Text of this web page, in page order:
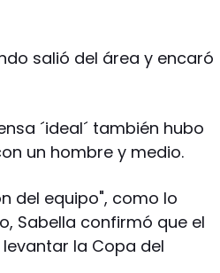
salió del área y encaró
´ideal´ también hubo
un hombre y medio.
del equipo", como lo
Sabella confirmó que el
la Copa del